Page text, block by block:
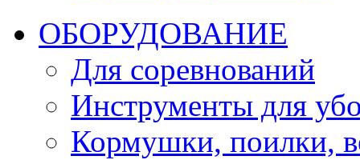
ОБОРУДОВАНИЕ
Для соревнований
Инструменты для
Кормушки, поилки,